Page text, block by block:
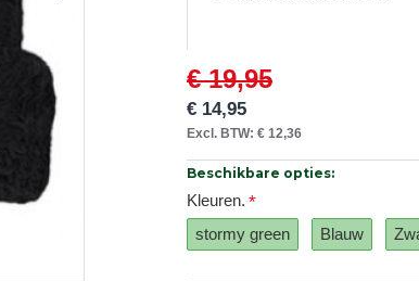
€ 14,95
€ 19,95
Excl. BTW: € 12,36
Beschikbare opties:
Kleuren.
stormy green
Blauw